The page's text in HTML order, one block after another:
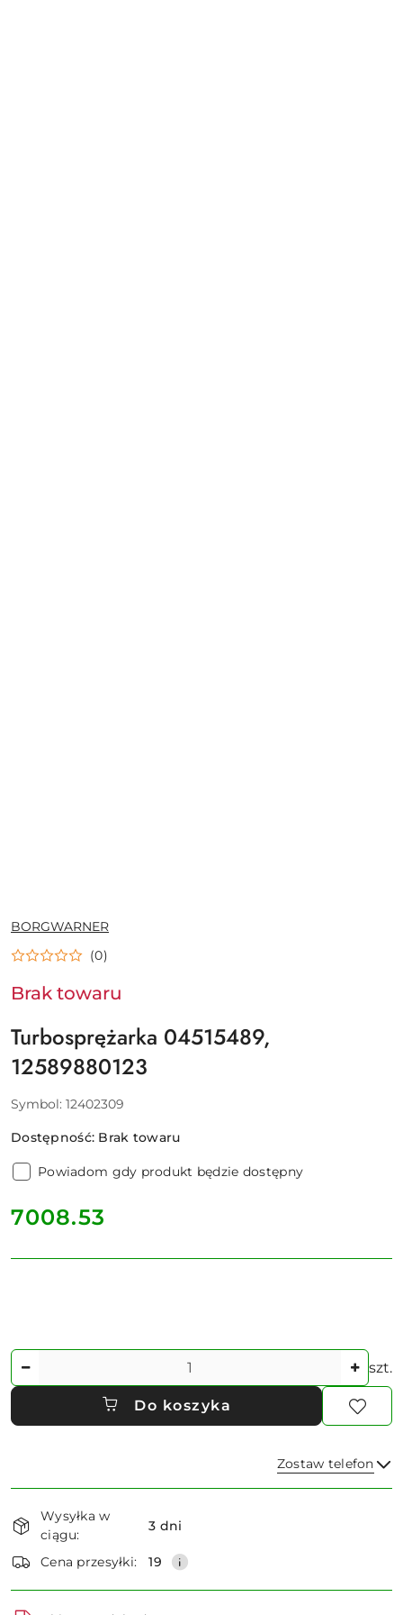
NAZWA
PRODUCENTA:
BORGWARNER
(0)
Brak towaru
Turbosprężarka 04515489,
12589880123
Symbol: 12402309
Dostępność: Brak towaru
Powiadom gdy produkt będzie dostępny
cena:
7008.53
Ilość szt.
Do koszyka
Zostaw telefon
i
dostawa
Wysyłka w
ciągu:
3 dni
Cena przesyłki: 19